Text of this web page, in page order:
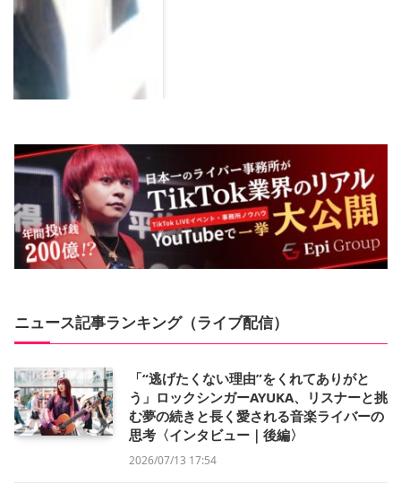
ニュース記事ランキング（ライブ配信）
「“逃げたくない理由”をくれてありがと
う」ロックシンガーAYUKA、リスナーと挑
む夢の続きと長く愛される音楽ライバーの
思考〈インタビュー｜後編〉
2026/07/13 17:54